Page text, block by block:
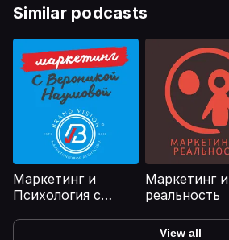
https://dzen.ru/v_kobilinskaya
Similar podcasts
Маркетинг и
Психология с
Наумовой
Маркетинг и
реальность
View all